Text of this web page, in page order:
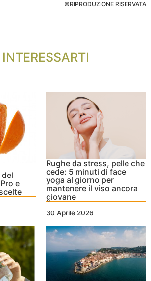
©RIPRODUZIONE RISERVATA
del
e
Rughe da stress, pelle che
cede: 5 minuti di face
yoga al giorno per
mantenere il viso ancora
giovane
30 Aprile 2026